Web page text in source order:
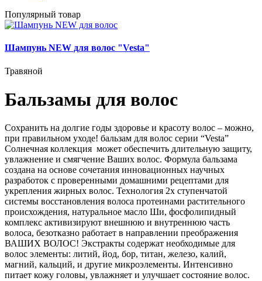
Популярный товар
Шампунь NEW для волос "Vesta"
Травяной
Бальзамы для волос
Сохранить на долгие годы здоровье и красоту волос – можно,
при правильном уходе! бальзам для волос серии “Vesta”
Солнечная коллекция может обеспечить длительную защиту,
увлажнение и смягчение Ваших волос. Формула бальзама
создана на основе сочетания инновационных научных
разработок с проверенными домашними рецептами для
укрепления жирных волос. Технология 2х ступенчатой
системы восстановления волоса протеинами растительного
происхождения, натуральное масло Ши, фосфолипидный
комплекс активизируют внешнюю и внутреннюю часть
волоса, безотказно работает в направлении преображения
ВАШИХ ВОЛОС! Экстракты содержат необходимые для
волос элементы: литий, йод, бор, титан, железо, калий,
магний, кальций, и другие микроэлементы. Интенсивно
питает кожу головы, увлажняет и улучшает состояние волос.